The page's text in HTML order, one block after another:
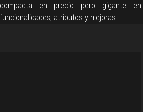
compacta en precio pero gigante en
funcionalidades, atributos y mejoras…